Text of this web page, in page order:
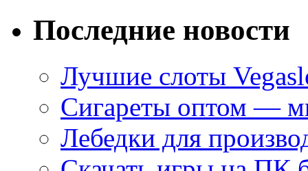
Последние новости
Лучшие слоты
Сигареты оптом —
Лебедки для